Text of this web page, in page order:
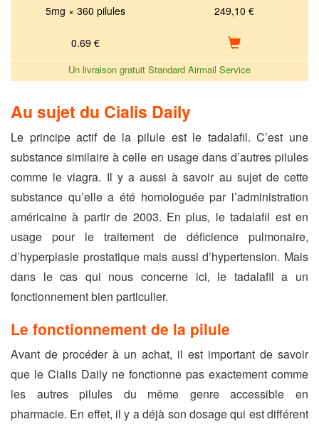
5mg × 360 pilules 249,10 €
0.69 €
Un livraison gratuit Standard Airmail Service
Au sujet du Cialis Daily
Le principe actif de la pilule est le tadalafil. C’est une
substance similaire à celle en usage dans d’autres pilules
comme le viagra. Il y a aussi à savoir au sujet de cette
substance qu’elle a été homologuée par l’administration
américaine à partir de 2003. En plus, le tadalafil est en
usage pour le traitement de déficience pulmonaire,
d’hyperplasie prostatique mais aussi d’hypertension. Mais
dans le cas qui nous concerne ici, le tadalafil a un
fonctionnement bien particulier.
Le fonctionnement de la pilule
Avant de procéder à un achat, il est important de savoir
que le Cialis Daily ne fonctionne pas exactement comme
les autres pilules du même genre accessible en
pharmacie. En effet, il y a déjà son dosage qui est différent